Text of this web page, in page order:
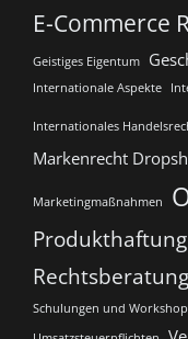
E-Commerce
Geistiges Eigentum
Internationale Aspekte
Internationales
Markenrecht
Marketingmaßnahmen
Produkthaftung
Rechtsberatung
Schulungen und